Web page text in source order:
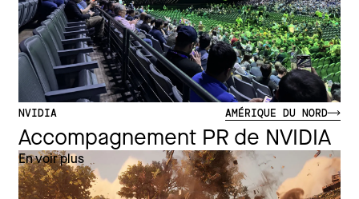
NVIDIA AMÉRIQUE DU NORD
Accompagnement PR de NVIDIA
En voir plus